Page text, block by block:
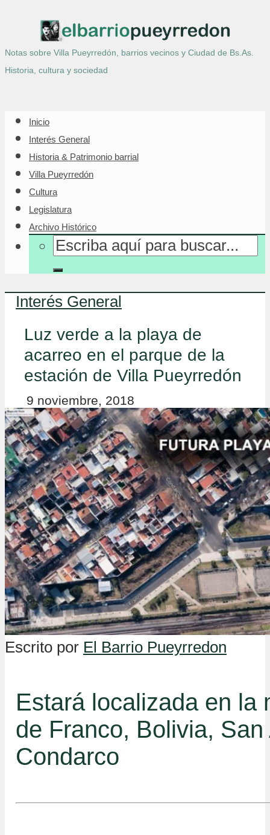
Notas sobre Villa Pueyrredón, barrios vecinos y Ciudad de Bs.As.
Historia, cultura y sociedad
Inicio
Interés General
Historia & Patrimonio barrial
Villa Pueyrredón
Cultura
Legislatura
Archivo Histórico
Interés General
Luz verde a la playa de
acarreo en el parque de la
estación de Villa Pueyrredón
9 noviembre, 2018
Escrito por El Barrio Pueyrredon
Estará localizada en la
de Franco, Bolivia, San
Condarco